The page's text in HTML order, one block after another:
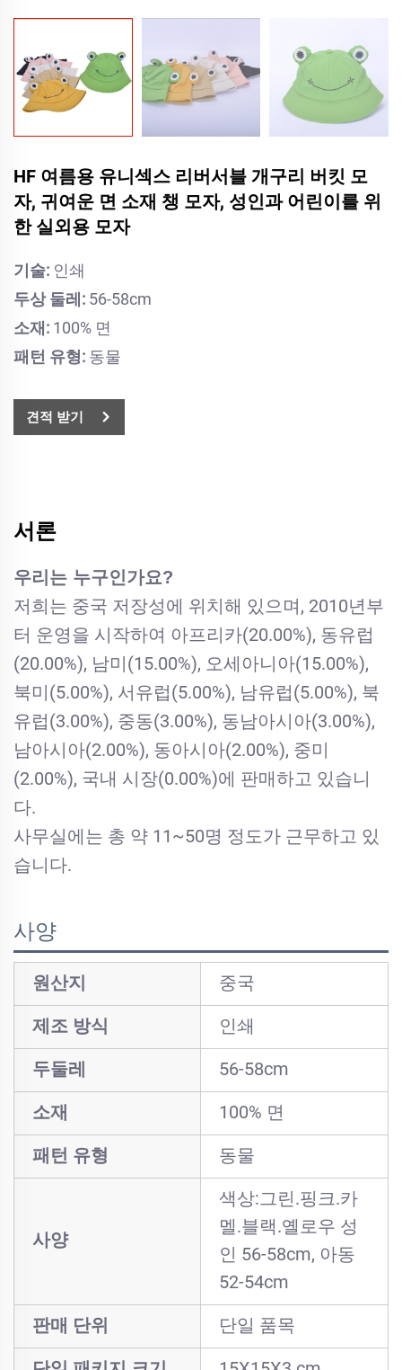
HF 여름용 유니섹스 리버서블 개구리 버킷 모
자, 귀여운 면 소재 챙 모자, 성인과 어린이를 위
한 실외용 모자
기술: 인쇄
두상 둘레: 56-58cm
소재: 100% 면
패턴 유형: 동물
견적 받기
서론
우리는 누구인가요?
저희는 중국 저장성에 위치해 있으며, 2010년부
터 운영을 시작하여 아프리카(20.00%), 동유럽
(20.00%), 남미(15.00%), 오세아니아(15.00%),
북미(5.00%), 서유럽(5.00%), 남유럽(5.00%), 북
유럽(3.00%), 중동(3.00%), 동남아시아(3.00%),
남아시아(2.00%), 동아시아(2.00%), 중미
(2.00%), 국내 시장(0.00%)에 판매하고 있습니
다.
사무실에는 총 약 11~50명 정도가 근무하고 있
습니다.
사양
원산지
중국
제조 방식
인쇄
두둘레
56-58cm
소재
100% 면
패턴 유형
동물
사양
색상:그린.핑크.카
멜.블랙.옐로우 성
인 56-58cm, 아동
52-54cm
판매 단위
단일 품목